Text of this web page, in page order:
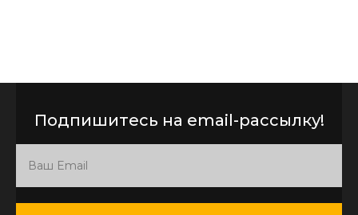
Подпишитесь на email-рассылку!